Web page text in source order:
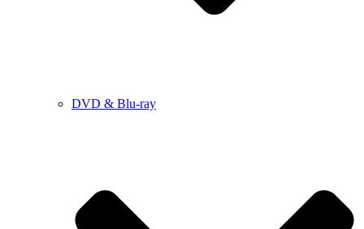
DVD & Blu-ray